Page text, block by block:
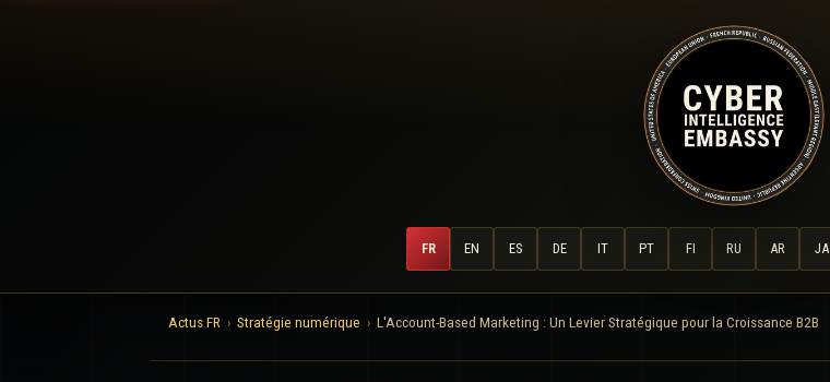
FR EN ES DE IT PT FI RU AR JA
Actus FR Stratégie numérique L'Account-Based Marketing : Un Levier Stratégique pour la Croissance B2B